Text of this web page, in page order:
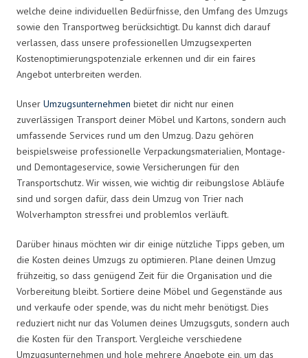
welche deine individuellen Bedürfnisse, den Umfang des Umzugs
sowie den Transportweg berücksichtigt. Du kannst dich darauf
verlassen, dass unsere professionellen Umzugsexperten
Kostenoptimierungspotenziale erkennen und dir ein faires
Angebot unterbreiten werden.
Unser Umzugsunternehmen bietet dir nicht nur einen
zuverlässigen Transport deiner Möbel und Kartons, sondern auch
umfassende Services rund um den Umzug. Dazu gehören
beispielsweise professionelle Verpackungsmaterialien, Montage-
und Demontageservice, sowie Versicherungen für den
Transportschutz. Wir wissen, wie wichtig dir reibungslose Abläufe
sind und sorgen dafür, dass dein Umzug von Trier nach
Wolverhampton stressfrei und problemlos verläuft.
Darüber hinaus möchten wir dir einige nützliche Tipps geben, um
die Kosten deines Umzugs zu optimieren. Plane deinen Umzug
frühzeitig, so dass genügend Zeit für die Organisation und die
Vorbereitung bleibt. Sortiere deine Möbel und Gegenstände aus
und verkaufe oder spende, was du nicht mehr benötigst. Dies
reduziert nicht nur das Volumen deines Umzugsguts, sondern auch
die Kosten für den Transport. Vergleiche verschiedene
Umzugsunternehmen und hole mehrere Angebote ein, um das